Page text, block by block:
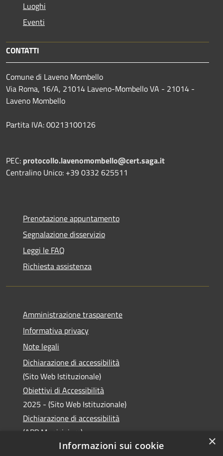
Luoghi
Eventi
CONTATTI
Comune di Laveno Mombello
Via Roma, 16/A, 21014 Laveno-Mombello VA - 21014 -
Laveno Mombello
Partita IVA: 00213100126
PEC: protocollo.lavenomombello@cert.saga.it
Centralino Unico: +39 0332 625511
Prenotazione appuntamento
Segnalazione disservizio
Leggi le FAQ
Richiesta assistenza
Amministrazione trasparente
Informativa privacy
Note legali
Dichiarazione di accessibilità
(Sito Web Istituzionale)
Obiettivi di Accessibilità
2025 - (Sito Web Istituzionale)
Dichiarazione di accessibilità
(APP Municipium)
×
Informazioni sui cookie